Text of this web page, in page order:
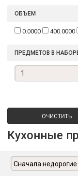
ОБЪЕМ
0.0000 400.0000
ПРЕДМЕТОВ В
ОЧИСТИТЬ
Кухонные
Сначала недорогие